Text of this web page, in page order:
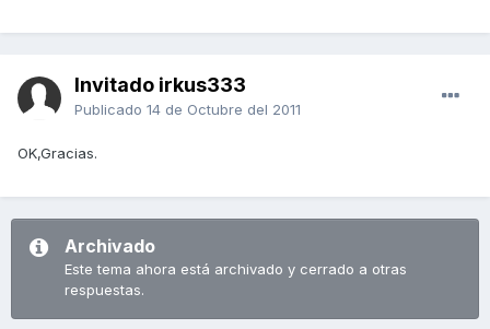
Invitado irkus333
Publicado 14 de Octubre del 2011
OK,Gracias.
Archivado
Este tema ahora está archivado y cerrado a otras
respuestas.